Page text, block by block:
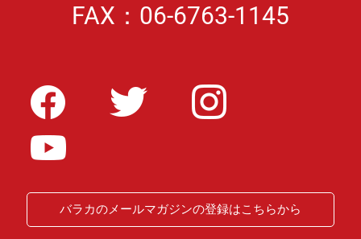
FAX：06-6763-1145
バラカのメールマガジンの登録はこちらから